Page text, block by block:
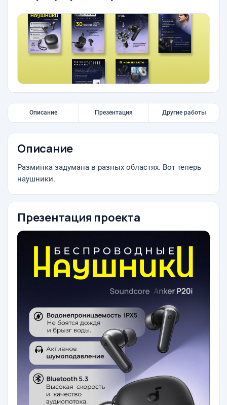
Описание Презентация Другие работы
Описание
Разминка задумана в разных областях. Вот теперь
наушники.
Презентация проекта